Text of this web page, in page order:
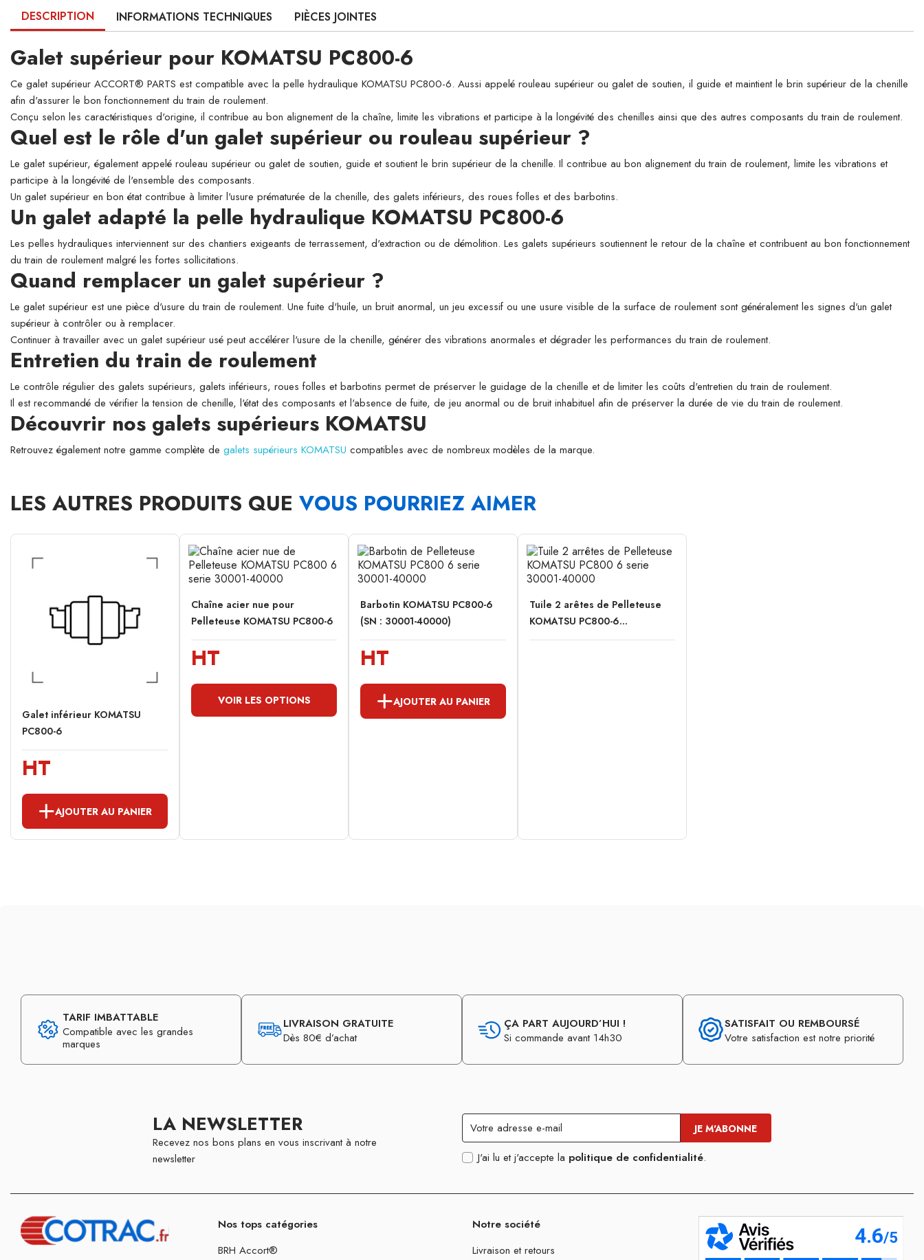
DESCRIPTION INFORMATIONS TECHNIQUES PIÈCES JOINTES
Galet supérieur pour KOMATSU PC800-6
Ce galet supérieur ACCORT® PARTS est compatible avec la pelle hydraulique KOMATSU PC800-6. Aussi appelé rouleau supérieur ou galet de soutien, il guide et maintient le brin supérieur de la chenille
afin d'assurer le bon fonctionnement du train de roulement.
Conçu selon les caractéristiques d'origine, il contribue au bon alignement de la chaîne, limite les vibrations et participe à la longévité des chenilles ainsi que des autres composants du train de roulement.
Quel est le rôle d'un galet supérieur ou rouleau supérieur ?
Le galet supérieur, également appelé rouleau supérieur ou galet de soutien, guide et soutient le brin supérieur de la chenille. Il contribue au bon alignement du train de roulement, limite les vibrations et
participe à la longévité de l'ensemble des composants.
Un galet supérieur en bon état contribue à limiter l'usure prématurée de la chenille, des galets inférieurs, des roues folles et des barbotins.
Un galet adapté la pelle hydraulique KOMATSU PC800-6
Les pelles hydrauliques interviennent sur des chantiers exigeants de terrassement, d'extraction ou de démolition. Les galets supérieurs soutiennent le retour de la chaîne et contribuent au bon fonctionnement
du train de roulement malgré les fortes sollicitations.
Quand remplacer un galet supérieur ?
Le galet supérieur est une pièce d'usure du train de roulement. Une fuite d'huile, un bruit anormal, un jeu excessif ou une usure visible de la surface de roulement sont généralement les signes d'un galet
supérieur à contrôler ou à remplacer.
Continuer à travailler avec un galet supérieur usé peut accélérer l'usure de la chenille, générer des vibrations anormales et dégrader les performances du train de roulement.
Entretien du train de roulement
Le contrôle régulier des galets supérieurs, galets inférieurs, roues folles et barbotins permet de préserver le guidage de la chenille et de limiter les coûts d'entretien du train de roulement.
Il est recommandé de vérifier la tension de chenille, l'état des composants et l'absence de fuite, de jeu anormal ou de bruit inhabituel afin de préserver la durée de vie du train de roulement.
Découvrir nos galets supérieurs KOMATSU
Retrouvez également notre gamme complète de galets supérieurs KOMATSU compatibles avec de nombreux modèles de la marque.
LES AUTRES PRODUITS QUE VOUS POURRIEZ AIMER
Galet inférieur KOMATSU
PC800-6
HT
AJOUTER AU PANIER
Chaîne acier nue pour
Pelleteuse KOMATSU PC800-6
HT
VOIR LES OPTIONS
Barbotin KOMATSU PC800-6
(SN : 30001-40000)
HT
AJOUTER AU PANIER
Tuile 2 arêtes de Pelleteuse
KOMATSU PC800-6...
TARIF IMBATTABLE
Compatible avec les grandes
marques
LIVRAISON GRATUITE
Dès 80€ d’achat
ÇA PART AUJOURD’HUI !
Si commande avant 14h30
SATISFAIT OU REMBOURSÉ
Votre satisfaction est notre priorité
LA NEWSLETTER
Recevez nos bons plans en vous inscrivant à notre
newsletter
J'ai lu et j'accepte la politique de confidentialité.
Nos tops catégories
BRH Accort®
Notre société
Livraison et retours